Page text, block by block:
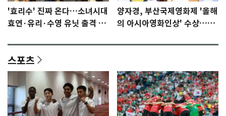
'효리수' 진짜 온다…소녀시대
효연·유리·수영 유닛 출격 [N
양자경, 부산국제영화제 '올해
의 아시아영화인상' 수상…15
스포츠